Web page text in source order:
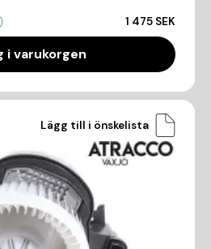
1 475 SEK
i varukorgen
Lägg till i önskelista